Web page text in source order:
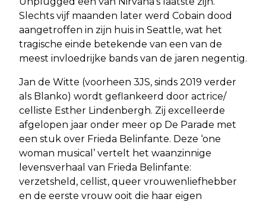
Slechts vijf maanden later werd Cobain dood
aangetroffen in zijn huis in Seattle, wat het
tragische einde betekende van een van de
meest invloedrijke bands van de jaren negentig.
Jan de Witte (voorheen 3JS, sinds 2019 verder
als Blanko) wordt geflankeerd door actrice/
celliste Esther Lindenbergh. Zij excelleerde
afgelopen jaar onder meer op De Parade met
een stuk over Frieda Belinfante. Deze ‘one
woman musical’ vertelt het waanzinnige
levensverhaal van Frieda Belinfante:
verzetsheld, cellist, queer vrouwenliefhebber
en de eerste vrouw ooit die haar eigen